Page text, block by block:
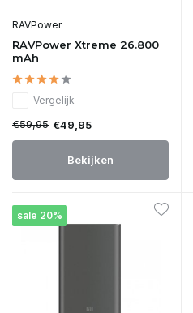
RAVPower
RAVPower Xtreme 26.800
mAh
Vergelijk
€59,95 €49,95
Bekijken
sale 20%